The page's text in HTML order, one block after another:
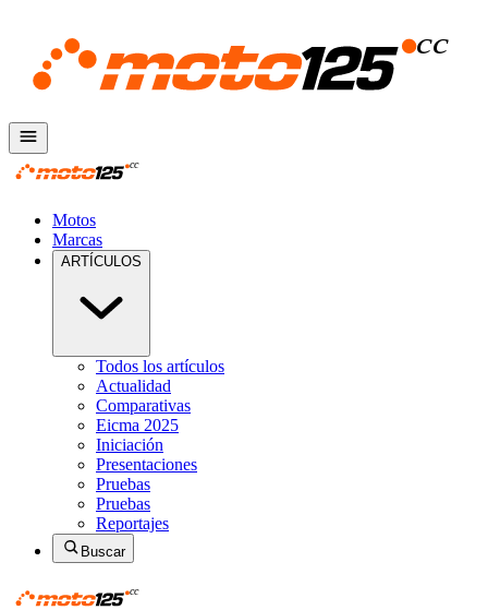
Motos
Marcas
ARTÍCULOS
Todos los artículos
Actualidad
Comparativas
Eicma 2025
Iniciación
Presentaciones
Pruebas
Pruebas
Reportajes
Buscar